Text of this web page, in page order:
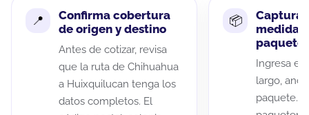
Confirma cobertura
de origen y destino
Antes de cotizar, revisa
que la ruta de Chihuahua
a Huixquilucan tenga los
datos completos. El
Captura
medidas
paquete
Ingresa el
largo,
paquete.